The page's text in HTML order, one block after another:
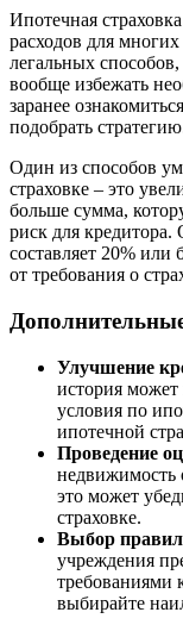
Ипотечная
расходов для
легальных
вообще избежать
заранее
подобрать
Один из способов
страховке – это
больше сумма,
риск для
составляет 20% или
от требования о
Улучшение
история
условия по
ипотечной
Проведение
недвижимость
это может
страховке.
Выбор
учреждения
требованиями
выбирайте